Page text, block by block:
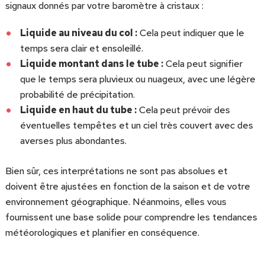
signaux donnés par votre baromètre à cristaux :
Liquide au niveau du col :Cela peut indiquer que le
temps sera clair et ensoleillé.
Liquide montant dans le tube :Cela peut signifier
que le temps sera pluvieux ou nuageux, avec une légère
probabilité de précipitation.
Liquide en haut du tube :Cela peut prévoir des
éventuelles tempêtes et un ciel très couvert avec des
averses plus abondantes.
Bien sûr, ces interprétations ne sont pas absolues et
doivent être ajustées en fonction de la saison et de votre
environnement géographique. Néanmoins, elles vous
fournissent une base solide pour comprendre les tendances
météorologiques et planifier en conséquence.